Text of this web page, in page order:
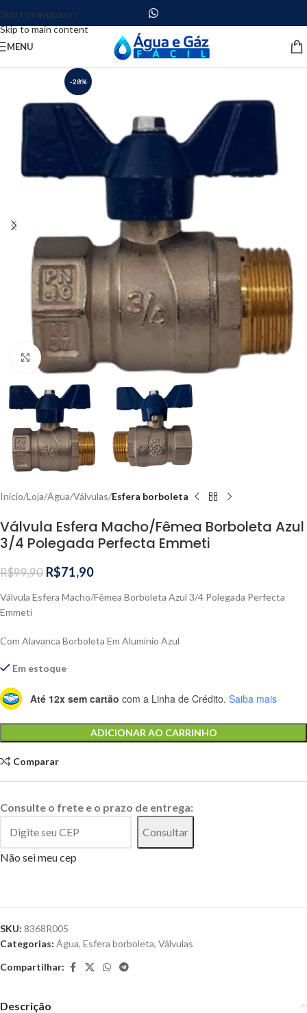
Skip to navigation
Skip to main content
MENU
-28%
Clique para ampliar
Início Loja Água Válvulas Esfera borboleta
Válvula Esfera Macho/Fêmea Borboleta Azul
3/4 Polegada Perfecta Emmeti
R$99,90 R$71,90
Válvula Esfera Macho/Fêmea Borboleta Azul 3/4 Polegada Perfecta
Emmeti
Com Alavanca Borboleta Em Alumínio Azul
Em estoque
Até 12x sem cartão com a Linha de Crédito. Saiba mais
ADICIONAR AO CARRINHO
Comparar
Consulte o frete e o prazo de entrega:
Consultar
Não sei meu cep
SKU: 8368R005
Categorias: Água, Esfera borboleta, Válvulas
Compartilhar:
Descrição